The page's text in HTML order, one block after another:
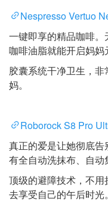
Nespresso Vertuo
一键即享的精品咖啡
咖啡油脂就能开启妈妈
胶囊系统干净卫生，
妈。
Roborock S8 Pro
真正的爱是让她彻底
有全自动洗抹布、自动
顶级的避障技术，不
去享受自己的午后时光。